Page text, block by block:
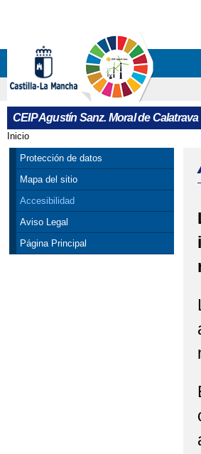
CEIP Agustín Sanz. Moral de
Se encuentra usted
Inicio
Protección de datos
Mapa del sitio
Accesibilidad
Aviso Legal
Página Principal